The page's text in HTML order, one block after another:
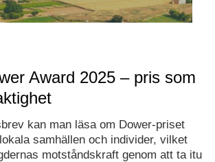
Award 2025 – pris som
kan man läsa om Dower-priset
samhällen och individer, vilket
motståndskraft genom att ta itu